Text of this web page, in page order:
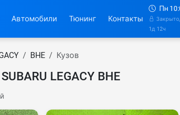
Автомобили Тюнинг Контакты
Пн
1д 12ч
BHE Кузов
LEGACY BHE